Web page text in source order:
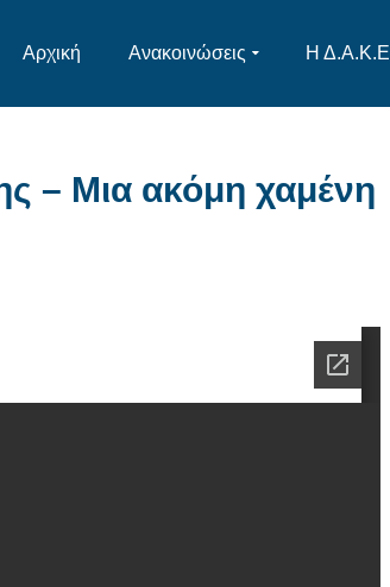
Αρχική Ανακοινώσεις Η Δ.Α.Κ.Ε
– Μια ακόμη χαμένη